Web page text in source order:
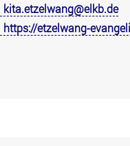
kita.etzelwang@elkb.de
https://etzelwang-